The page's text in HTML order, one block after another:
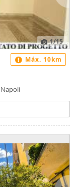
1/15
Máx. 10km